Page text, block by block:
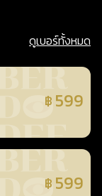
ดูเบอร์ทั้งหมด
฿ 599
฿ 599